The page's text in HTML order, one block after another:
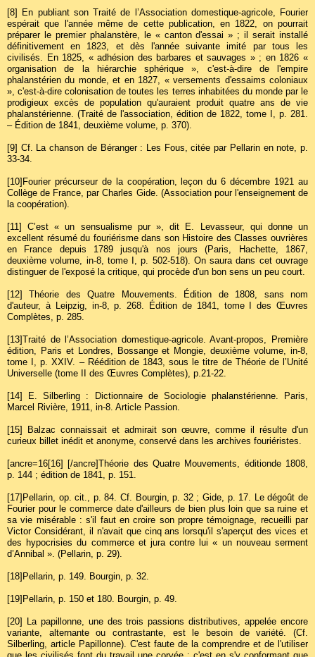
[8]
En publiant son Traité de l’Association domestique-agricole, Fourier
espérait que l'année même de cette publication, en 1822, on pourrait
préparer le premier phalanstère, le « canton d'essai » ; il serait installé
définitivement en 1823, et dès l'année suivante imité par tous les
civilisés. En 1825, « adhésion des barbares et sauvages » ; en 1826 «
organisation de la hiérarchie sphérique », c'est-à-dire de l'empire
phalanstérien du monde, et en 1827, « versements d'essaims coloniaux
», c'est-à-dire colonisation de toutes les terres inhabitées du monde par le
prodigieux excès de population qu'auraient produit quatre ans de vie
phalanstérienne. (Traité de l'association, édition de 1822, tome I, p. 281.
– Édition de 1841, deuxième volume, p. 370).
[9] Cf. La chanson de Béranger : Les Fous, citée par Pellarin en note, p.
33-34.
[10] Fourier précurseur de la coopération, leçon du 6 décembre 1921 au
Collège de France, par Charles Gide. (Association pour l'enseignement de
la coopération).
[11]
C’est « un sensualisme pur », dit E. Levasseur, qui donne un
excellent résumé du fouriérisme dans son Histoire des Classes ouvrières
en France depuis 1789 jusqu'à nos jours (Paris, Hachette, 1867,
deuxième volume, in-8, tome I, p. 502-518). On saura dans cet ouvrage
distinguer de l'exposé la critique, qui procède d'un bon sens un peu court.
[12]
Théorie des Quatre Mouvements. Édition de 1808, sans nom
d'auteur, à Leipzig, in-8, p. 268. Édition de 1841, tome I des Œuvres
Complètes, p. 285.
[13]Traité de l’Association domestique-agricole. Avant-propos, Première
édition, Paris et Londres, Bossange et Mongie, deuxième volume, in-8,
tome I, p. XXIV. – Réédition de 1843, sous le titre de Théorie de l’Unité
Universelle (tome II des Œuvres Complètes), p.21-22.
[14]
E. Silberling : Dictionnaire de Sociologie phalanstérienne. Paris,
Marcel Rivière, 1911, in-8. Article Passion.
[15]
Balzac connaissait et admirait son œuvre, comme il résulte d'un
curieux billet inédit et anonyme, conservé dans les archives fouriéristes.
[ancre=16[16] [/ancre]Théorie des Quatre Mouvements, éditionde 1808,
p. 144 ; édition de 1841, p. 151.
[17] Pellarin, op. cit., p. 84. Cf. Bourgin, p. 32 ; Gide, p. 17. Le dégoût de
Fourier pour le commerce date d'ailleurs de bien plus loin que sa ruine et
sa vie misérable : s'il faut en croire son propre témoignage, recueilli par
Victor Considérant, il n'avait que cinq ans lorsqu'il s'aperçut des vices et
des hypocrisies du commerce et jura contre lui « un nouveau serment
d’Annibal ». (Pellarin, p. 29).
[18] Pellarin, p. 149. Bourgin, p. 32.
[19] Pellarin, p. 150 et 180. Bourgin, p. 49.
[20]
La papillonne, une des trois passions distributives, appelée encore
variante, alternante ou contrastante, est le besoin de variété. (Cf.
Silberling, article Papillonne). C'est faute de la comprendre et de l'utiliser